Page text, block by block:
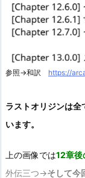
参照→和訳 https://
ラストオリジンは全
います。
上の画像では12章後
外伝三つ→そして今